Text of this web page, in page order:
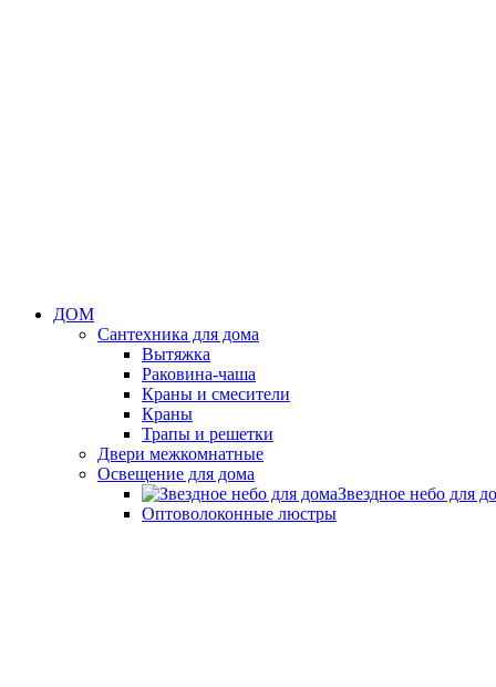
ДОМ
Сантехника для дома
Вытяжка
Раковина-чаша
Краны и смесители
Краны
Трапы и решетки
Двери межкомнатные
Освещение для дома
Звездное небо для
Оптоволоконные люстры